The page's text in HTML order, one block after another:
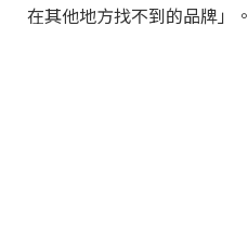
在其他地方找不到的品牌」。